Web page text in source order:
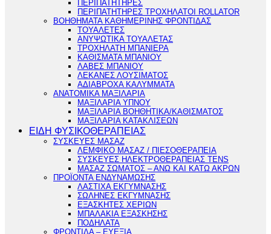
ΠΕΡΙΠΑΤΗΤΗΡΕΣ
ΠΕΡΙΠΑΤΗΤΗΡΕΣ ΤΡΟΧΗΛΑΤΟΙ ROLLATOR
ΒΟΗΘΗΜΑΤΑ ΚΑΘΗΜΕΡΙΝΗΣ ΦΡΟΝΤΙΔΑΣ
ΤΟΥΑΛΕΤΕΣ
ΑΝΥΨΩΤΙΚΑ ΤΟΥΑΛΕΤΑΣ
ΤΡΟΧΗΛΑΤΗ ΜΠΑΝΙΕΡΑ
ΚΑΘΙΣΜΑΤΑ ΜΠΑΝΙΟΥ
ΛΑΒΕΣ ΜΠΑΝΙΟΥ
ΛΕΚΑΝΕΣ ΛΟΥΣΙΜΑΤΟΣ
ΑΔΙΑΒΡΟΧΑ ΚΑΛΥΜΜΑΤΑ
ΑΝΑΤΟΜΙΚΑ ΜΑΞΙΛΑΡΙΑ
ΜΑΞΙΛΑΡΙΑ ΥΠΝΟΥ
ΜΑΞΙΛΑΡΙΑ ΒΟΗΘΗΤΙΚΑ/ΚΑΘΙΣΜΑΤΟΣ
ΜΑΞΙΛΑΡΙΑ ΚΑΤΑΚΛΙΣΕΩΝ
ΕΙΔΗ ΦΥΣΙΚΟΘΕΡΑΠΕΙΑΣ
ΣΥΣΚΕΥΕΣ ΜΑΣΑΖ
ΛΕΜΦΙΚΟ ΜΑΣΑΖ / ΠΙΕΣΟΘΕΡΑΠΕΙΑ
ΣΥΣΚΕΥΕΣ ΗΛΕΚΤΡΟΘΕΡΑΠΕΙΑΣ TENS
ΜΑΣΑΖ ΣΩΜΑΤΟΣ – ΑΝΩ ΚΑΙ ΚΑΤΩ ΑΚΡΩΝ
ΠΡΟΪΟΝΤΑ ΕΝΔΥΝΑΜΩΣΗΣ
ΛΑΣΤΙΧΑ ΕΚΓΥΜΝΑΣΗΣ
ΣΩΛΗΝΕΣ ΕΚΓΥΜΝΑΣΗΣ
ΕΞΑΣΚΗΤΕΣ ΧΕΡΙΩΝ
ΜΠΑΛΑΚΙΑ ΕΞΑΣΚΗΣΗΣ
ΠΟΔΗΛΑΤΑ
ΦΡΟΝΤΙΔΑ – ΕΥΕΞΙΑ